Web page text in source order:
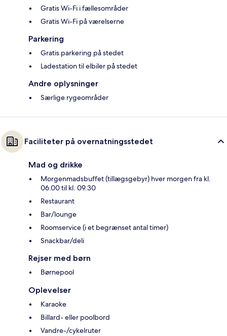
Gratis Wi-Fi i fællesområder
Gratis Wi-Fi på værelserne
Parkering
Gratis parkering på stedet
Ladestation til elbiler på stedet
Andre oplysninger
Særlige rygeområder
Faciliteter på overnatningsstedet
Mad og drikke
Morgenmadsbuffet (tillægsgebyr) hver morgen fra kl.
06.00 til kl. 09.30
Restaurant
Bar/lounge
Roomservice (i et begrænset antal timer)
Snackbar/deli
Rejser med børn
Børnepool
Oplevelser
Karaoke
Billard- eller poolbord
Vandre-/cykelruter